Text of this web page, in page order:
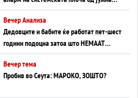
Германија до Црното Море...
Вечер Анализа
Дедовците и бабите ќе работат пет-шест
години подоцна затоа што НЕМААТ
ВНУЦИ ДА ГИ ЗАМЕНАТ
Вечер тема
Пробив во Сеута: МАРОКО, ЗОШТО?